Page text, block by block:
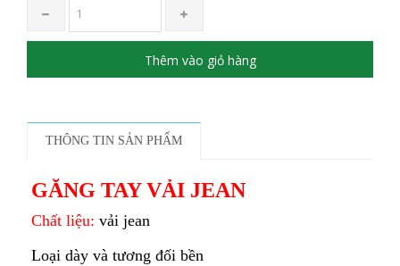
Thêm vào giỏ hàng
THÔNG TIN SẢN PHẨM
GĂNG TAY VẢI JEAN
Chất liệu: vải jean
Loại dày và tương đối bền